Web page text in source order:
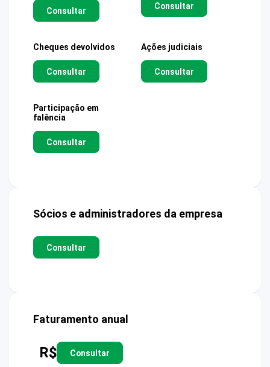
Consultar Consultar
Cheques devolvidos
Consultar
Ações judiciais
Consultar
Participação em
falência
Consultar
Sócios e administradores da empresa
Consultar
Faturamento anual
R$ Consultar